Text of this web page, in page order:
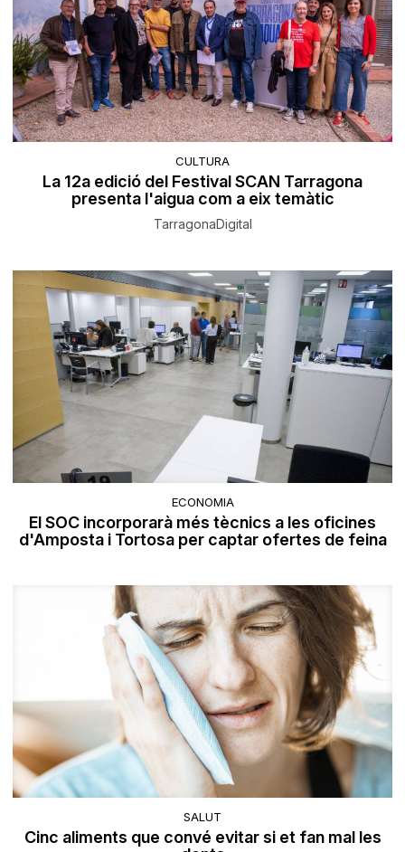
CULTURA
La 12a edició del Festival SCAN Tarragona
presenta l'aigua com a eix temàtic
TarragonaDigital
ECONOMIA
El SOC incorporarà més tècnics a les oficines
d'Amposta i Tortosa per captar ofertes de feina
SALUT
Cinc aliments que convé evitar si et fan mal les